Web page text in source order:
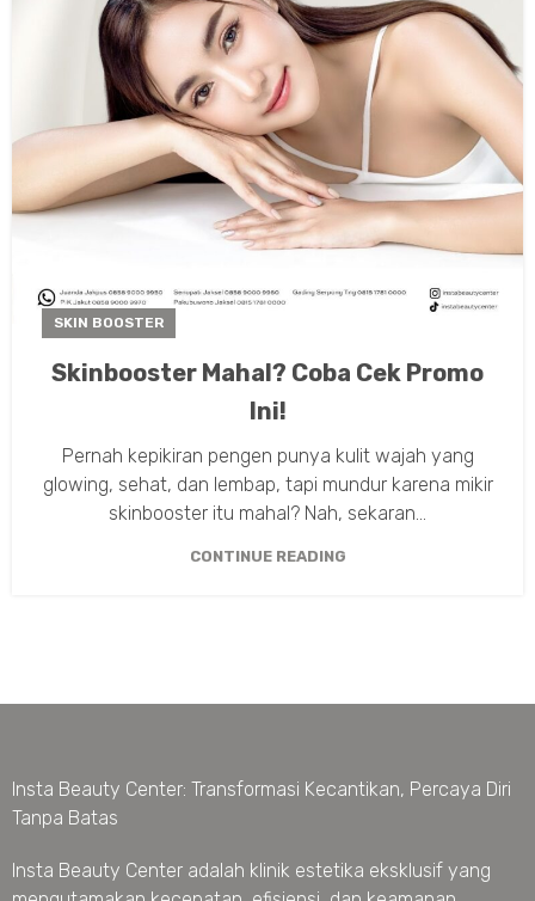
SKIN BOOSTER
Skinbooster Mahal? Coba Cek Promo
Ini!
Pernah kepikiran pengen punya kulit wajah yang
glowing, sehat, dan lembap, tapi mundur karena mikir
skinbooster itu mahal? Nah, sekaran...
CONTINUE READING
Insta Beauty Center: Transformasi Kecantikan, Percaya Diri
Tanpa Batas
Insta Beauty Center adalah klinik estetika eksklusif yang